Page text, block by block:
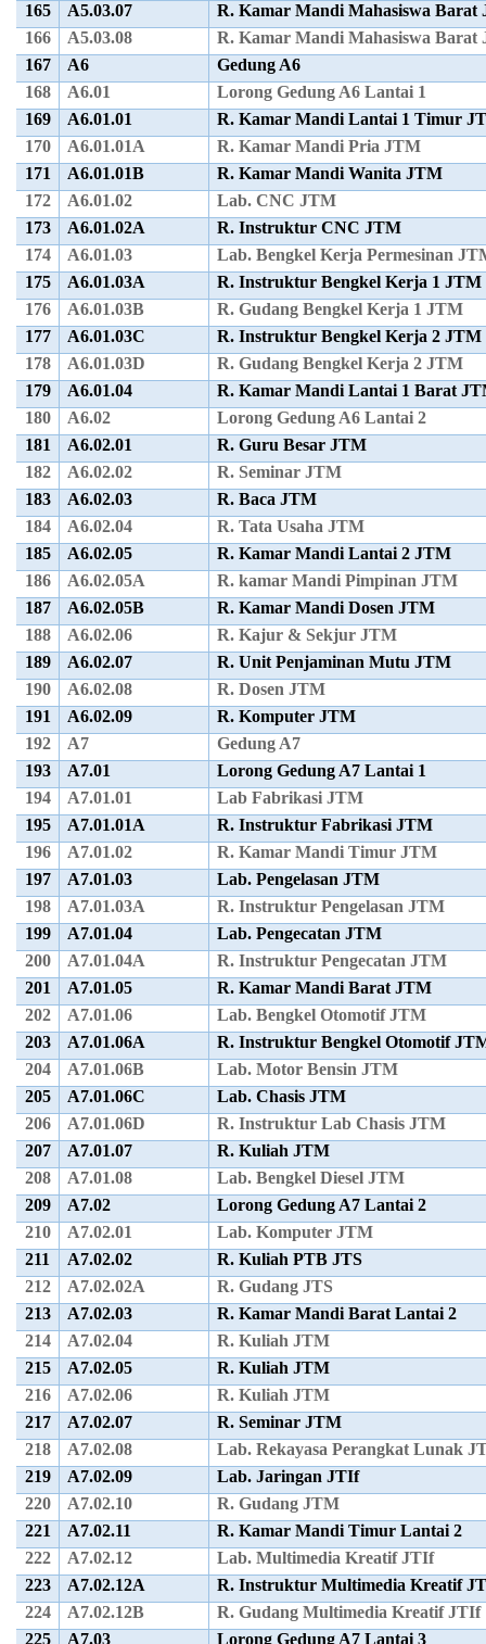
165
A5.03.07
R. Kamar Mandi Mahasiswa Barat
166
A5.03.08
R. Kamar Mandi Mahasiswa Barat
167
A6
Gedung A6
168
A6.01
Lorong Gedung A6 Lantai 1
169
A6.01.01
R. Kamar Mandi Lantai 1 Timur
170
A6.01.01A
R. Kamar Mandi Pria JTM
171
A6.01.01B
R. Kamar Mandi Wanita JTM
172
A6.01.02
Lab. CNC JTM
173
A6.01.02A
R. Instruktur CNC JTM
174
A6.01.03
Lab. Bengkel Kerja Permesinan
175
A6.01.03A
R. Instruktur Bengkel Kerja 1 JTM
176
A6.01.03B
R. Gudang Bengkel Kerja 1 JTM
177
A6.01.03C
R. Instruktur Bengkel Kerja 2 JTM
178
A6.01.03D
R. Gudang Bengkel Kerja 2 JTM
179
A6.01.04
R. Kamar Mandi Lantai 1 Barat
180
A6.02
Lorong Gedung A6 Lantai 2
181
A6.02.01
R. Guru Besar JTM
182
A6.02.02
R. Seminar JTM
183
A6.02.03
R. Baca JTM
184
A6.02.04
R. Tata Usaha JTM
185
A6.02.05
R. Kamar Mandi Lantai 2 JTM
186
A6.02.05A
R. kamar Mandi Pimpinan JTM
187
A6.02.05B
R. Kamar Mandi Dosen JTM
188
A6.02.06
R. Kajur & Sekjur JTM
189
A6.02.07
R. Unit Penjaminan Mutu JTM
190
A6.02.08
R. Dosen JTM
191
A6.02.09
R. Komputer JTM
192
A7
Gedung A7
193
A7.01
Lorong Gedung A7 Lantai 1
194
A7.01.01
Lab Fabrikasi JTM
195
A7.01.01A
R. Instruktur Fabrikasi JTM
196
A7.01.02
R. Kamar Mandi Timur JTM
197
A7.01.03
Lab. Pengelasan JTM
198
A7.01.03A
R. Instruktur Pengelasan JTM
199
A7.01.04
Lab. Pengecatan JTM
200
A7.01.04A
R. Instruktur Pengecatan JTM
201
A7.01.05
R. Kamar Mandi Barat JTM
202
A7.01.06
Lab. Bengkel Otomotif JTM
203
A7.01.06A
R. Instruktur Bengkel Otomotif
204
A7.01.06B
Lab. Motor Bensin JTM
205
A7.01.06C
Lab. Chasis JTM
206
A7.01.06D
R. Instruktur Lab Chasis JTM
207
A7.01.07
R. Kuliah JTM
208
A7.01.08
Lab. Bengkel Diesel JTM
209
A7.02
Lorong Gedung A7 Lantai 2
210
A7.02.01
Lab. Komputer JTM
211
A7.02.02
R. Kuliah PTB JTS
212
A7.02.02A
R. Gudang JTS
213
A7.02.03
R. Kamar Mandi Barat Lantai 2
214
A7.02.04
R. Kuliah JTM
215
A7.02.05
R. Kuliah JTM
216
A7.02.06
R. Kuliah JTM
217
A7.02.07
R. Seminar JTM
218
A7.02.08
Lab. Rekayasa Perangkat Lunak
219
A7.02.09
Lab. Jaringan JTIf
220
A7.02.10
R. Gudang JTM
221
A7.02.11
R. Kamar Mandi Timur Lantai 2
222
A7.02.12
Lab. Multimedia Kreatif JTIf
223
A7.02.12A
R. Instruktur Multimedia Kreatif
224
A7.02.12B
R. Gudang Multimedia Kreatif JTIf
225
A7.03
Lorong Gedung A7 Lantai 3